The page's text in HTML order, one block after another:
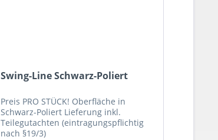
Swing-Line Schwarz-Poliert
Preis PRO STÜCK! Oberfläche in
Schwarz-Poliert Lieferung inkl.
Teilegutachten (eintragungspflichtig
nach §19/3)